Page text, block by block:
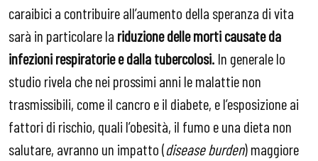
caraibici a contribuire all’aumento della speranza di vita
sarà in particolare la riduzione delle morti causate da
infezioni respiratorie e dalla tubercolosi. In generale lo
studio rivela che nei prossimi anni le malattie non
trasmissibili, come il cancro e il diabete, e l’esposizione ai
fattori di rischio, quali l’obesità, il fumo e una dieta non
salutare, avranno un impatto (disease burden) maggiore